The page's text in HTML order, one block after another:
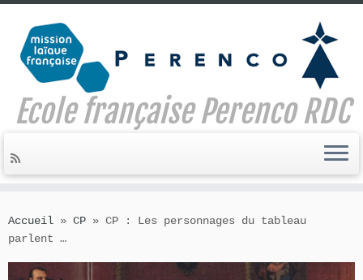
to
content
Ecole française Perenco RDC
Accueil » CP » CP : Les personnages du tableau
parlent …